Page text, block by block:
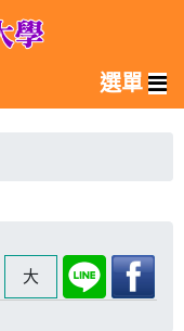
選單
大